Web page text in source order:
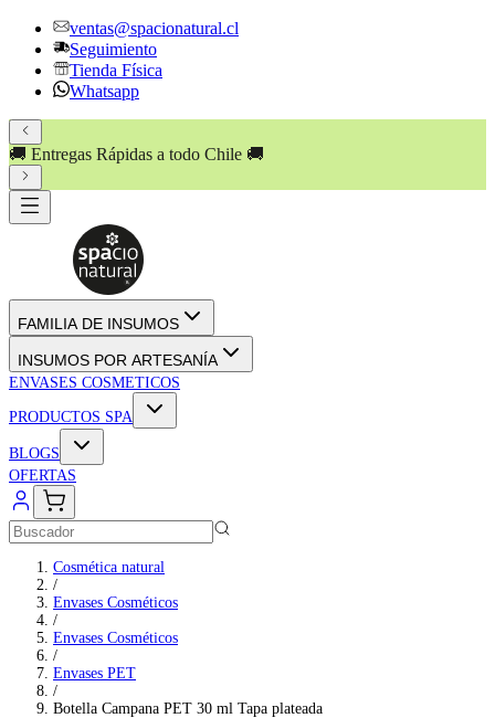
ventas@spacionatural.cl
Seguimiento
Tienda Física
Whatsapp
🚚 Entregas Rápidas a todo Chile 🚚
FAMILIA DE INSUMOS
INSUMOS POR ARTESANÍA
ENVASES COSMETICOS
PRODUCTOS SPA
BLOGS
OFERTAS
Cosmética natural
/
Envases Cosméticos
/
Envases Cosméticos
/
Envases PET
/
Botella Campana PET 30 ml Tapa plateada